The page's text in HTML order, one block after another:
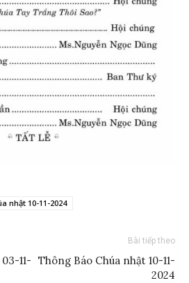
nhật 10-11-2024
11-
Bài tiếp theo
Thông Báo Chúa nhật 10-11-
2024